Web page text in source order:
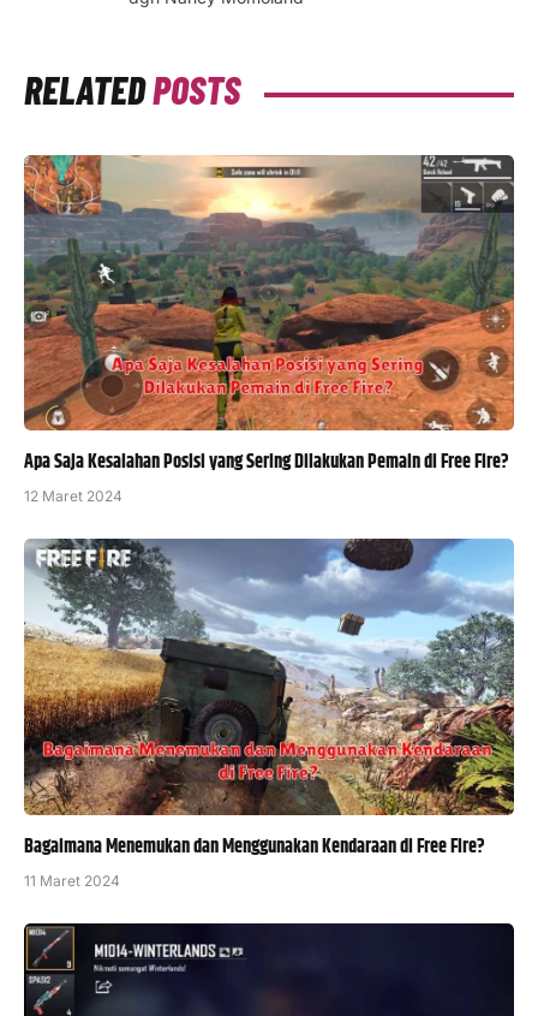
RELATEDPOSTS
Apa Saja Kesalahan Posisi yang Sering Dilakukan Pemain di Free Fire?
12 Maret 2024
Bagaimana Menemukan dan Menggunakan Kendaraan di Free Fire?
11 Maret 2024